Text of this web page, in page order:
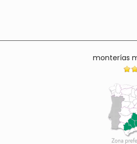
monterías